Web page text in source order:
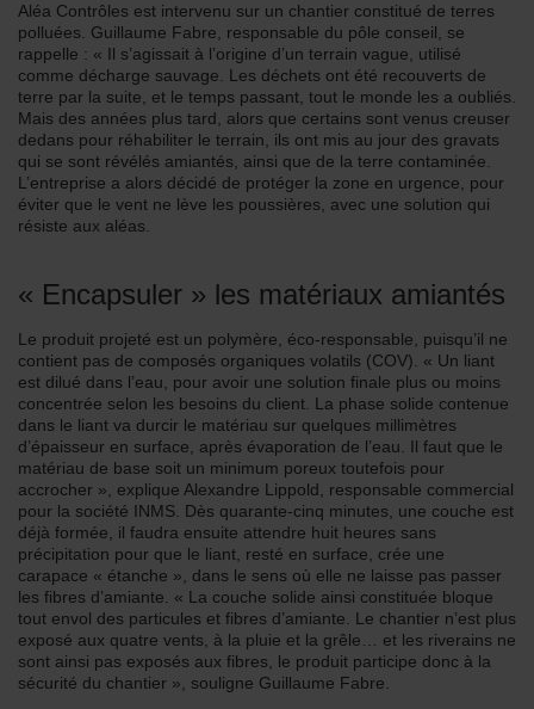
Aléa Contrôles est intervenu sur un chantier constitué de terres
polluées. Guillaume Fabre, responsable du pôle conseil, se
rappelle : « Il s’agissait à l’origine d’un terrain vague, utilisé
comme décharge sauvage. Les déchets ont été recouverts de
terre par la suite, et le temps passant, tout le monde les a oubliés.
Mais des années plus tard, alors que certains sont venus creuser
dedans pour réhabiliter le terrain, ils ont mis au jour des gravats
qui se sont révélés amiantés, ainsi que de la terre contaminée.
L’entreprise a alors décidé de protéger la zone en urgence, pour
éviter que le vent ne lève les poussières, avec une solution qui
résiste aux aléas.
« Encapsuler » les matériaux amiantés
Le produit projeté est un polymère, éco-responsable, puisqu’il ne
contient pas de composés organiques volatils (COV). « Un liant
est dilué dans l’eau, pour avoir une solution finale plus ou moins
concentrée selon les besoins du client. La phase solide contenue
dans le liant va durcir le matériau sur quelques millimètres
d’épaisseur en surface, après évaporation de l’eau. Il faut que le
matériau de base soit un minimum poreux toutefois pour
accrocher », explique Alexandre Lippold, responsable commercial
pour la société INMS. Dès quarante-cinq minutes, une couche est
déjà formée, il faudra ensuite attendre huit heures sans
précipitation pour que le liant, resté en surface, crée une
carapace « étanche », dans le sens où elle ne laisse pas passer
les fibres d’amiante. « La couche solide ainsi constituée bloque
tout envol des particules et fibres d’amiante. Le chantier n’est plus
exposé aux quatre vents, à la pluie et la grêle… et les riverains ne
sont ainsi pas exposés aux fibres, le produit participe donc à la
sécurité du chantier », souligne Guillaume Fabre.